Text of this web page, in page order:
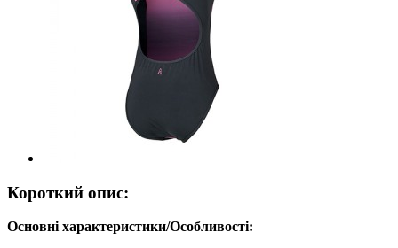
Короткий опис:
Основні характеристики/Особливості: